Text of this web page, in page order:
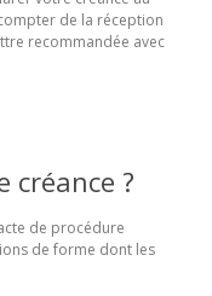
de la réception
recommandée avec
créance ?
de procédure
de forme dont les